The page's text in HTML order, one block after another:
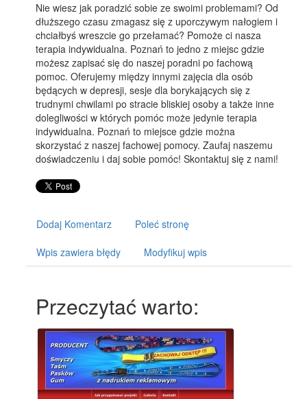
Nie wiesz jak poradzić sobie ze swoimi problemami? Od
dłuższego czasu zmagasz się z uporczywym nałogiem i
chciałbyś wreszcie go przełamać? Pomoże ci nasza
terapia indywidualna. Poznań to jedno z miejsc gdzie
możesz zapisać się do naszej poradni po fachową
pomoc. Oferujemy między innymi zajęcia dla osób
będących w depresji, sesje dla borykających się z
trudnymi chwilami po stracie bliskiej osoby a także inne
dolegliwości w których pomóc może jedynie terapia
indywidualna. Poznań to miejsce gdzie można
skorzystać z naszej fachowej pomocy. Zaufaj naszemu
doświadczeniu i daj sobie pomóc! Skontaktuj się z nami!
Dodaj Komentarz Poleć stronę
Wpis zawiera błędy Modyfikuj wpis
Przeczytać warto: